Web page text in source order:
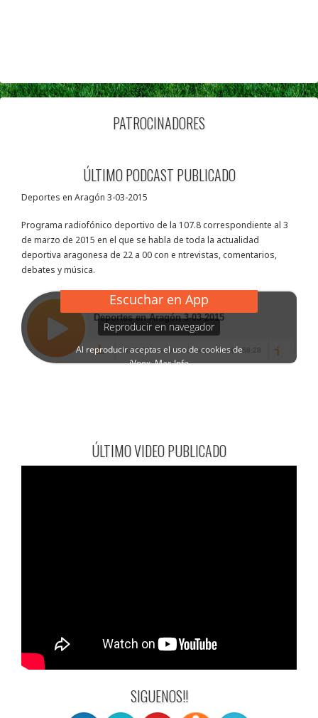
PATROCINADORES
ÚLTIMO PODCAST PUBLICADO
Deportes en Aragón 3-03-2015
Programa radiofónico deportivo de la 107.8 correspondiente al 3
de marzo de 2015 en el que se habla de toda la actualidad
deportiva aragonesa de 22 a 00 con e ntrevistas, comentarios,
debates y música.
ÚLTIMO VIDEO PUBLICADO
SIGUENOS!!